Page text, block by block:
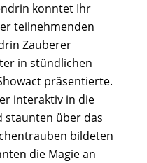
konntet Ihr
teilnehmenden
Zauberer
in stündlichen
präsentierte.
interaktiv in die
über das
bildeten
die Magie an